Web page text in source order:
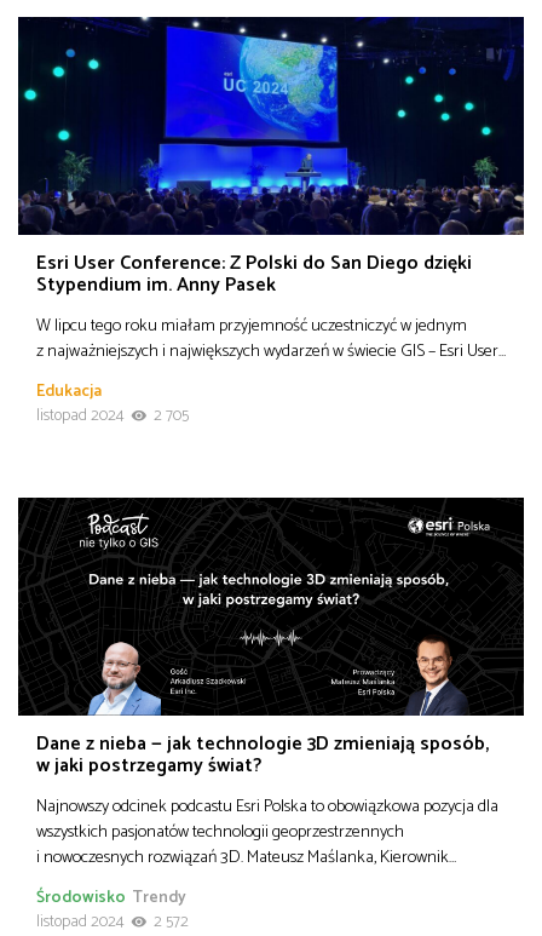
Esri User Conference: Z Polski do San Diego dzięki
Stypendium im. Anny Pasek
W lipcu tego roku miałam przyjemność uczestniczyć w jednym
z najważniejszych i największych wydarzeń w świecie GIS – Esri User…
Edukacja
listopad 2024
2 705
Dane z nieba — jak technologie 3D zmieniają sposób,
w jaki postrzegamy świat?
Najnowszy odcinek podcastu Esri Polska to obowiązkowa pozycja dla
wszystkich pasjonatów technologii geoprzestrzennych
i nowoczesnych rozwiązań 3D. Mateusz Maślanka, Kierownik…
Środowisko Trendy
listopad 2024
2 572